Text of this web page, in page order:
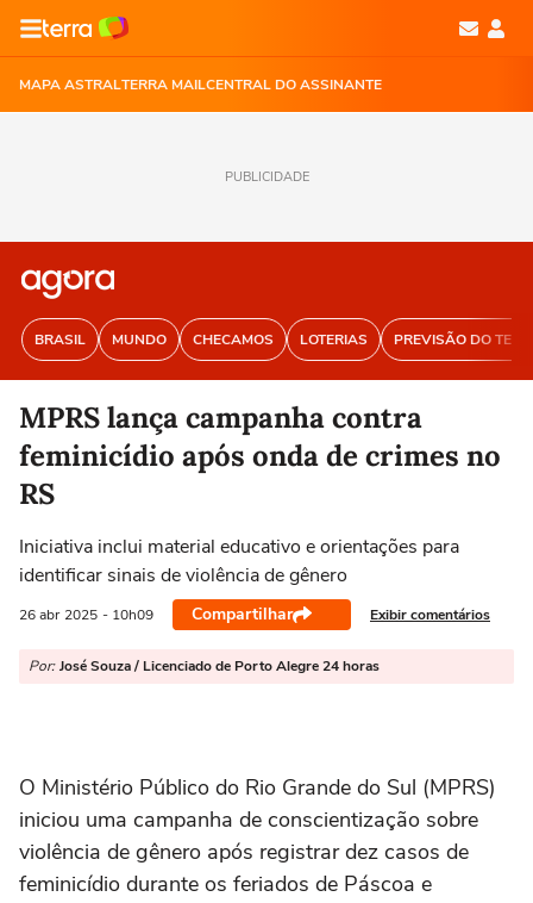
MAPA ASTRALTERRA MAILCENTRAL DO ASSINANTE
PUBLICIDADE
BRASIL MUNDO CHECAMOS LOTERIAS PREVISÃO DO
MPRS lança campanha contra
feminicídio após onda de crimes no
RS
Iniciativa inclui material educativo e orientações para
identificar sinais de violência de gênero
26 abr 2025 - 10h09 Compartilhar Exibir comentários
Por: José Souza / Licenciado de Porto Alegre 24 horas
O Ministério Público do Rio Grande do Sul (MPRS)
iniciou uma campanha de conscientização sobre
violência de gênero após registrar dez casos de
feminicídio durante os feriados de Páscoa e